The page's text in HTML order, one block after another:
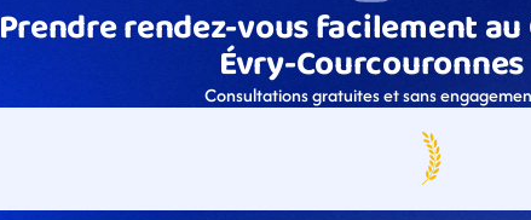
Prendre rendez-vous facilement
Évry-Courcouronnes
Consultations gratuites et sans